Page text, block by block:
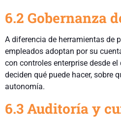
6.2 Gobernanza
A diferencia de herramientas de
empleados adoptan por su
con controles enterprise desde
deciden qué puede hacer, sobre
autonomía.
6.3 Auditoría y